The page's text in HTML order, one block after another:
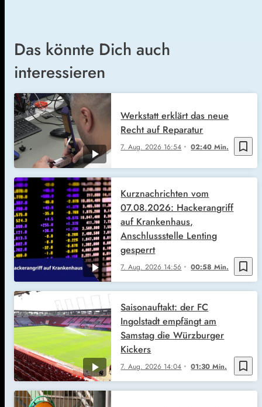
Das könnte Dich auch
interessieren
bookmark_border
7. Aug. 2026 16:54 02:40 Min.
Werkstatt erklärt das neue
Recht auf Reparatur
bookmark_border
7. Aug. 2026 14:56 00:58 Min.
Kurznachrichten vom
07.08.2026: Hackerangriff
auf Krankenhaus,
Anschlussstelle Lenting
gesperrt
bookmark_border
7. Aug. 2026 14:04 01:30 Min.
Saisonauftakt: der FC
Ingolstadt empfängt am
Samstag die Würzburger
Kickers